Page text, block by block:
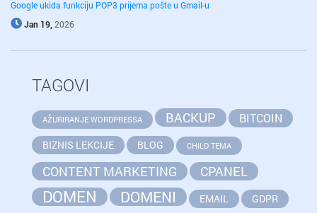
Google ukida funkciju POP3 prijema pošte u Gmail-u
Jan 19,2026
TAGOVI
AŽURIRANJE WORDPRESSA BACKUP BITCOIN
BIZNIS LEKCIJE BLOG CHILD TEMA
CONTENT MARKETING CPANEL
DOMEN DOMENI EMAIL GDPR